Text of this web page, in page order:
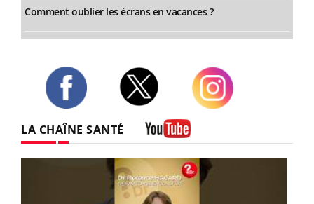
Comment oublier les écrans en vacances ?
LA CHAÎNE SANTÉ